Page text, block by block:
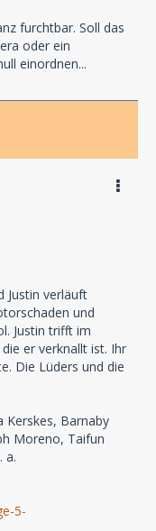
furchtbar. Soll das
oder ein
einordnen...
Justin verläuft
und
Justin trifft im
er verknallt ist. Ihr
Die Lüders und die
Kerskes, Barnaby
Moreno, Taifun
a.
5-